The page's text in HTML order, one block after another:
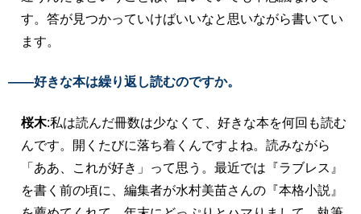
す。答が見つかっていけばいいなと思いながら書いてい
ます。
――好きな本は繰り返し読むのですか。
桜木:私は読んだ冊数は少なくて、好きな本を何回も読む
んです。開くたびに落ち着くんですよね。読みながら
「ああ、これが好き」って思う。最近では『ラブレス』
を書く前の頃に、編集者が水村美苗さんの『本格小説』